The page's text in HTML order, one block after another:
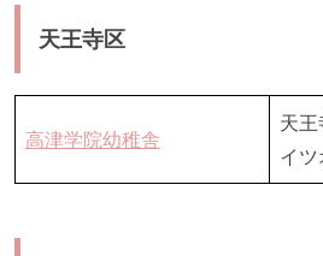
天王寺区
高津学院幼稚舎
天
イ